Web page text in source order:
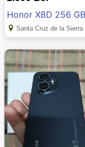
Honor X8D 256 GB
Santa Cruz de la Sierra